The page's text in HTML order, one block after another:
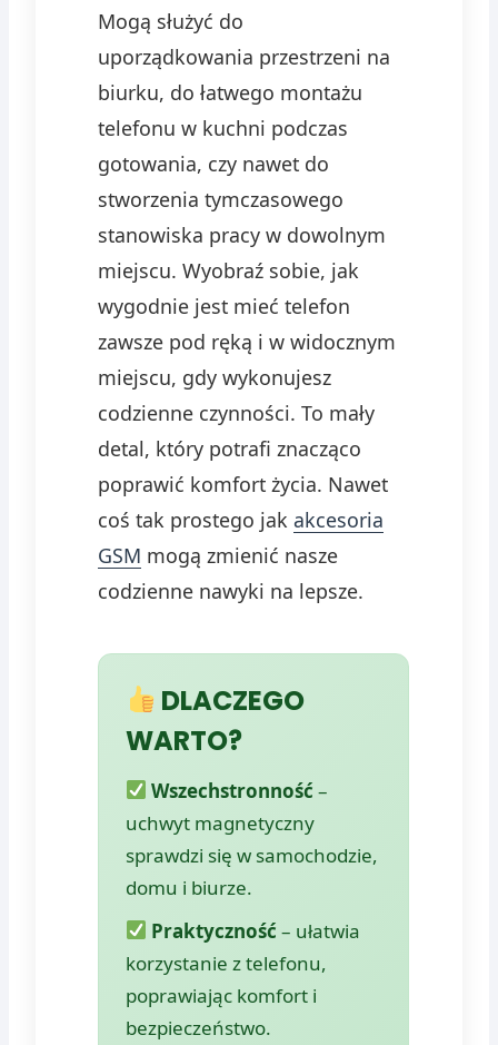
Mogą służyć do
uporządkowania przestrzeni na
biurku, do łatwego montażu
telefonu w kuchni podczas
gotowania, czy nawet do
stworzenia tymczasowego
stanowiska pracy w dowolnym
miejscu. Wyobraź sobie, jak
wygodnie jest mieć telefon
zawsze pod ręką i w widocznym
miejscu, gdy wykonujesz
codzienne czynności. To mały
detal, który potrafi znacząco
poprawić komfort życia. Nawet
coś tak prostego jak akcesoria
GSM mogą zmienić nasze
codzienne nawyki na lepsze.
DLACZEGO
WARTO?
Wszechstronność –
uchwyt magnetyczny
sprawdzi się w samochodzie,
domu i biurze.
Praktyczność – ułatwia
korzystanie z telefonu,
poprawiając komfort i
bezpieczeństwo.